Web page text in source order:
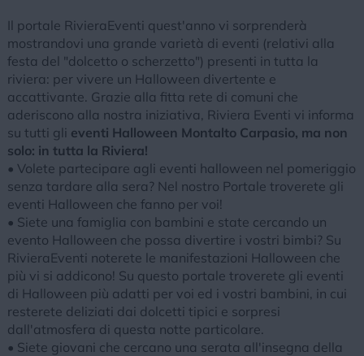
Il portale RivieraEventi quest'anno vi sorprenderà
mostrandovi una grande varietà di eventi (relativi alla
festa del "dolcetto o scherzetto") presenti in tutta la
riviera: per vivere un Halloween divertente e
accattivante. Grazie alla fitta rete di comuni che
aderiscono alla nostra iniziativa, Riviera Eventi vi informa
su tutti gli eventi Halloween Montalto Carpasio, ma non
solo: in tutta la Riviera!
• Volete partecipare agli eventi halloween nel pomeriggio
senza tardare alla sera? Nel nostro Portale troverete gli
eventi Halloween che fanno per voi!
• Siete una famiglia con bambini e state cercando un
evento Halloween che possa divertire i vostri bimbi? Su
RivieraEventi noterete le manifestazioni Halloween che
più vi si addicono! Su questo portale troverete gli eventi
di Halloween più adatti per voi ed i vostri bambini, in cui
resterete deliziati dai dolcetti tipici e sorpresi
dall'atmosfera di questa notte particolare.
• Siete giovani che cercano una serata all'insegna della